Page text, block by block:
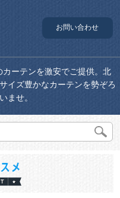
お問い合わせ
ーテンを激安でご提供。北
イズ豊かなカーテンを勢ぞろ
ませ。